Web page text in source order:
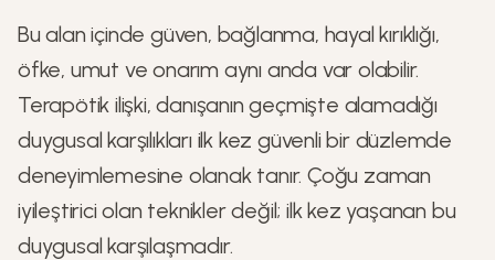
Bu alan içinde güven, bağlanma, hayal kırıklığı,
öfke, umut ve onarım aynı anda var olabilir.
Terapötik ilişki, danışanın geçmişte alamadığı
duygusal karşılıkları ilk kez güvenli bir düzlemde
deneyimlemesine olanak tanır. Çoğu zaman
iyileştirici olan teknikler değil; ilk kez yaşanan bu
duygusal karşılaşmadır.